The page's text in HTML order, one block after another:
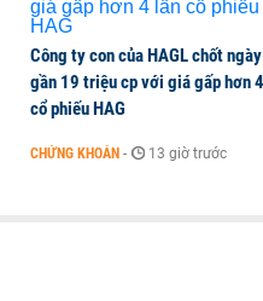
Công ty con của HAGL chốt
gần 19 triệu cp với giá gấp hơn
cổ phiếu HAG
CHỨNG KHOÁN - 13 giờ trước